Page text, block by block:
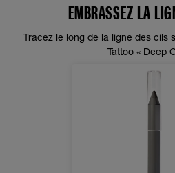
EMBRASSEZ LA
Tracez le long de la ligne des cils
Tattoo « Deep